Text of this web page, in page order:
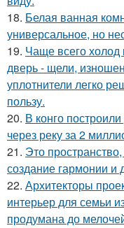
18. Белая ванная
универсальное, но
19. Чаще всего холод
дверь - щели,
уплотнители легко
пользу.
20. В конго
через реку за 2
21. Это
создание гармонии и
22. Архитекторы
интерьер для семьи
продумана до